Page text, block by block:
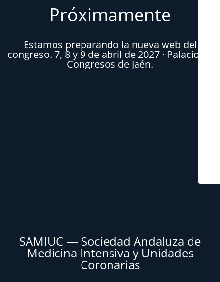
Próximamente
Estamos preparando la nueva web del
congreso. 7, 8 y 9 de abril de 2027 · Palacio de
Congresos de Jaén.
SAMIUC — Sociedad Andaluza de
Medicina Intensiva y Unidades
Coronarias